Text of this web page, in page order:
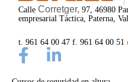
CalleCorretger, 97, 46980
empresarial Táctica, Paterna,
t. 961 64 00 47 f. 961 64 00 51